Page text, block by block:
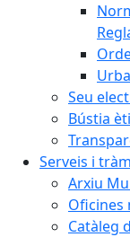
Seu
Bústia
Serveis i
Arxiu
Oficines
Catàleg